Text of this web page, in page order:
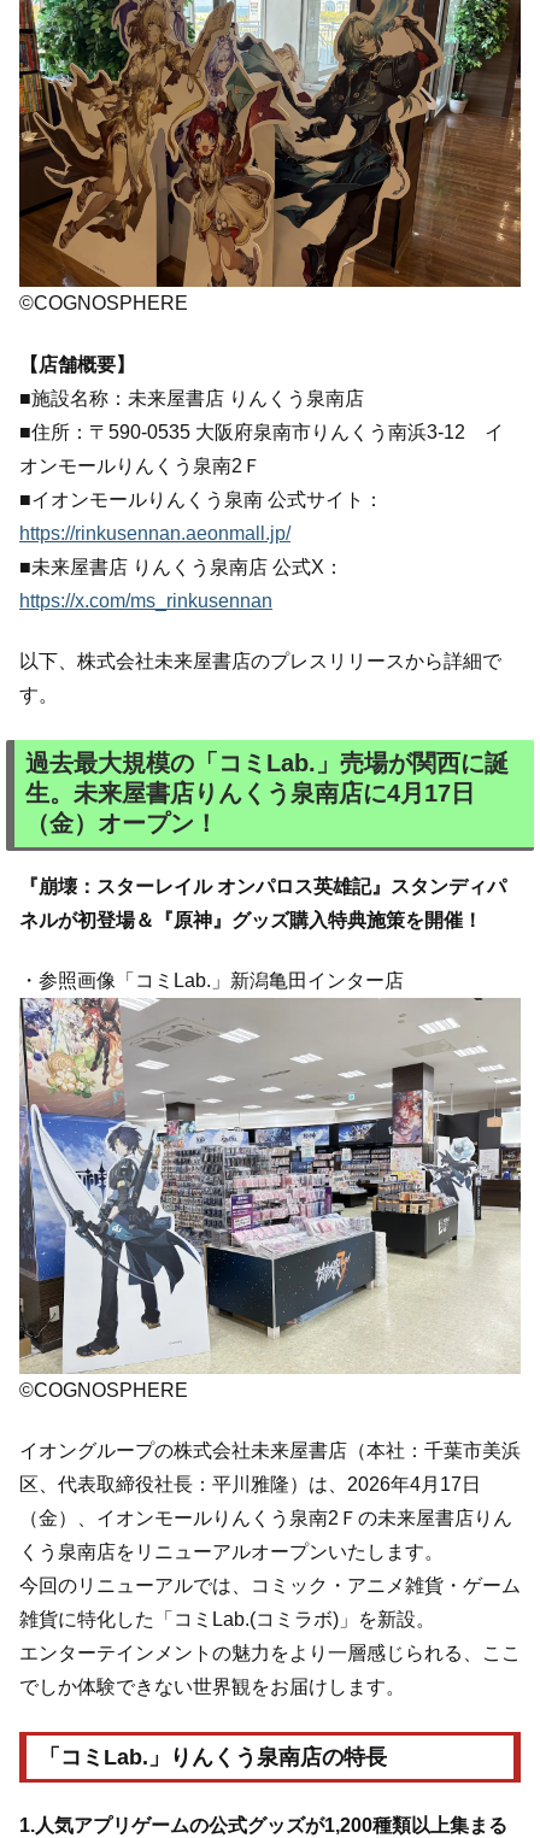
©COGNOSPHERE
【店舗概要】
■施設名称：未来屋書店 りんくう泉南店
■住所：〒590-0535 大阪府泉南市りんくう南浜3-12 イ
オンモールりんくう泉南2Ｆ
■イオンモールりんくう泉南 公式サイト：
https://rinkusennan.aeonmall.jp/
■未来屋書店 りんくう泉南店 公式X：
https://x.com/ms_rinkusennan
以下、株式会社未来屋書店のプレスリリースから詳細で
す。
過去最大規模の「コミLab.」売場が関西に誕
生。未来屋書店りんくう泉南店に4月17日
（金）オープン！
『崩壊：スターレイル オンパロス英雄記』スタンディパ
ネルが初登場＆『原神』グッズ購入特典施策を開催！
・参照画像「コミLab.」新潟亀田インター店
©COGNOSPHERE
イオングループの株式会社未来屋書店（本社：千葉市美浜
区、代表取締役社長：平川雅隆）は、2026年4月17日
（金）、イオンモールりんくう泉南2Ｆの未来屋書店りん
くう泉南店をリニューアルオープンいたします。
今回のリニューアルでは、コミック・アニメ雑貨・ゲーム
雑貨に特化した「コミLab.(コミラボ)」を新設。
エンターテインメントの魅力をより一層感じられる、ここ
でしか体験できない世界観をお届けします。
「コミLab.」りんくう泉南店の特長
1.人気アプリゲームの公式グッズが1,200種類以上集まる